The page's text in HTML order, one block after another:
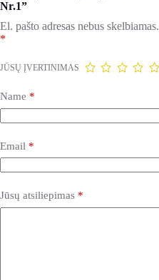
Nr.1”
El. pašto adresas nebus skelbiamas.
*
JŪSŲ ĮVERTINIMAS
Name *
Email *
Jūsų atsiliepimas *